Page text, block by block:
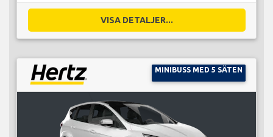
VISA DETALJER...
MINIBUSS MED 5 SÄTEN